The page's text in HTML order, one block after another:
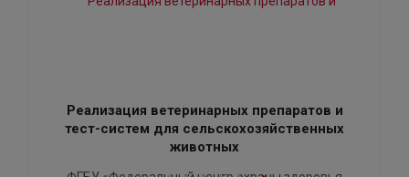
Реализация ветеринарных препаратов и
тест-систем для сельскохозяйственных
животных